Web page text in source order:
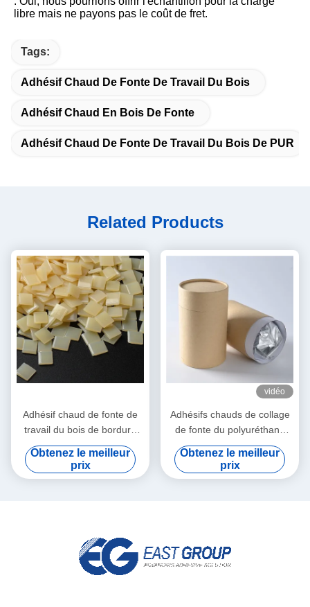
libre mais ne payons pas le coût de fret.
Tags:
Adhésif Chaud De Fonte De Travail Du Bois
Adhésif Chaud En Bois De Fonte
Adhésif Chaud De Fonte De Travail Du Bois De PUR
Related Products
Adhésif chaud de fonte de
travail du bois de bordure
foncée pour la machine de
bandage automatique
Obtenez le meilleur
prix
vidéo
Adhésifs chauds de collage
de fonte du polyuréthane
PUR de bord de placage de
PVC pour des meubles
Obtenez le meilleur
prix